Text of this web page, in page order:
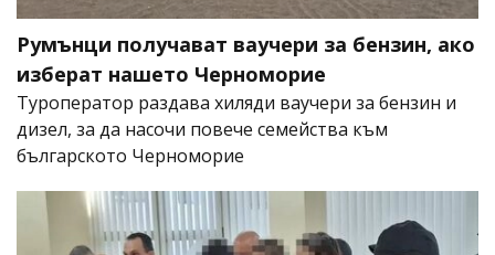
Румънци получават ваучери за бензин, ако
изберат нашето Черноморие
Туроператор раздава хиляди ваучери за бензин и
дизел, за да насочи повече семейства към
българското Черноморие